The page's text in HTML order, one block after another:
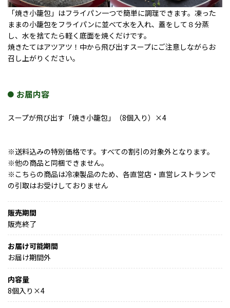
「焼き小籠包」はフライパン一つで簡単に調理できます。凍った
ままの小籠包をフライパンに並べて水を入れ、蓋をして８分蒸
し、水を捨てたら軽く底面を焼くだけです。
焼きたてはアツアツ！中から飛び出すスープにご注意しながらお
召し上がりください。
お届内容
スープが飛び出す「焼き小籠包」（8個入り）×4
※送料込みの特別価格です。すべての割引の対象外となります。
※他の商品と同梱できません。
※こちらの商品は冷凍製品のため、各直営店・直営レストランで
の引取はお受けしておりません
販売期間
販売終了
お届け可能期間
お届け期間外
内容量
8個入り×4